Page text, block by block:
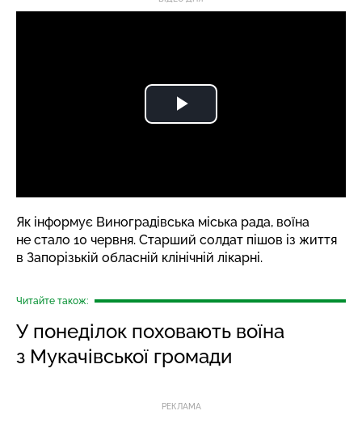
Як інформує Виноградівська міська рада, воїна
не стало 10 червня. Старший солдат пішов із життя
в Запорізькій обласній клінічній лікарні.
Читайте також:
У понеділок поховають воїна
з Мукачівської громади
РЕКЛАМА